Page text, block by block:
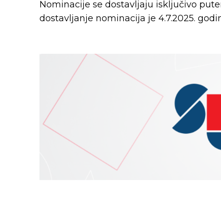
Nominacije se dostavljaju isključivo
dostavljanje nominacija je 4.7.2025.